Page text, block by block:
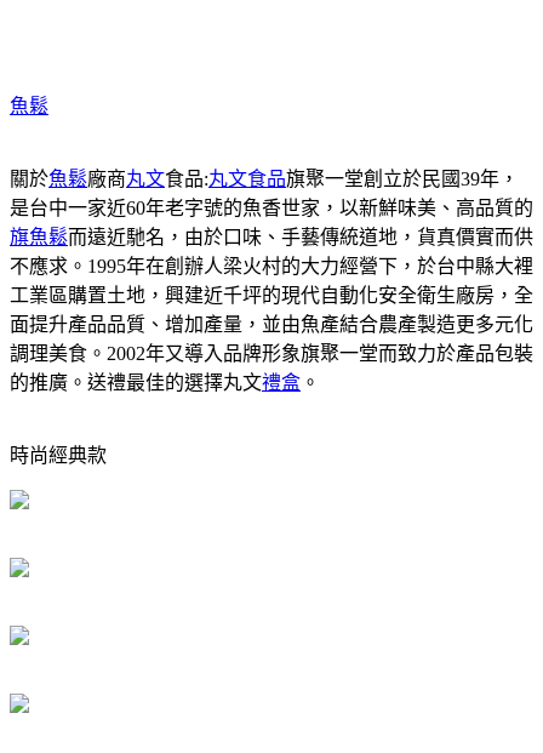
魚鬆
關於魚鬆廠商丸文食品:丸文食品旗聚一堂創立於民國39年，
是台中一家近60年老字號的魚香世家，以新鮮味美、高品質的
旗魚鬆而遠近馳名，由於口味、手藝傳統道地，貨真價實而供
不應求。1995年在創辦人梁火村的大力經營下，於台中縣大裡
工業區購置土地，興建近千坪的現代自動化安全衛生廠房，全
面提升產品品質、增加產量，並由魚產結合農產製造更多元化
調理美食。2002年又導入品牌形象旗聚一堂而致力於產品包裝
的推廣。送禮最佳的選擇丸文禮盒 。
時尚經典款